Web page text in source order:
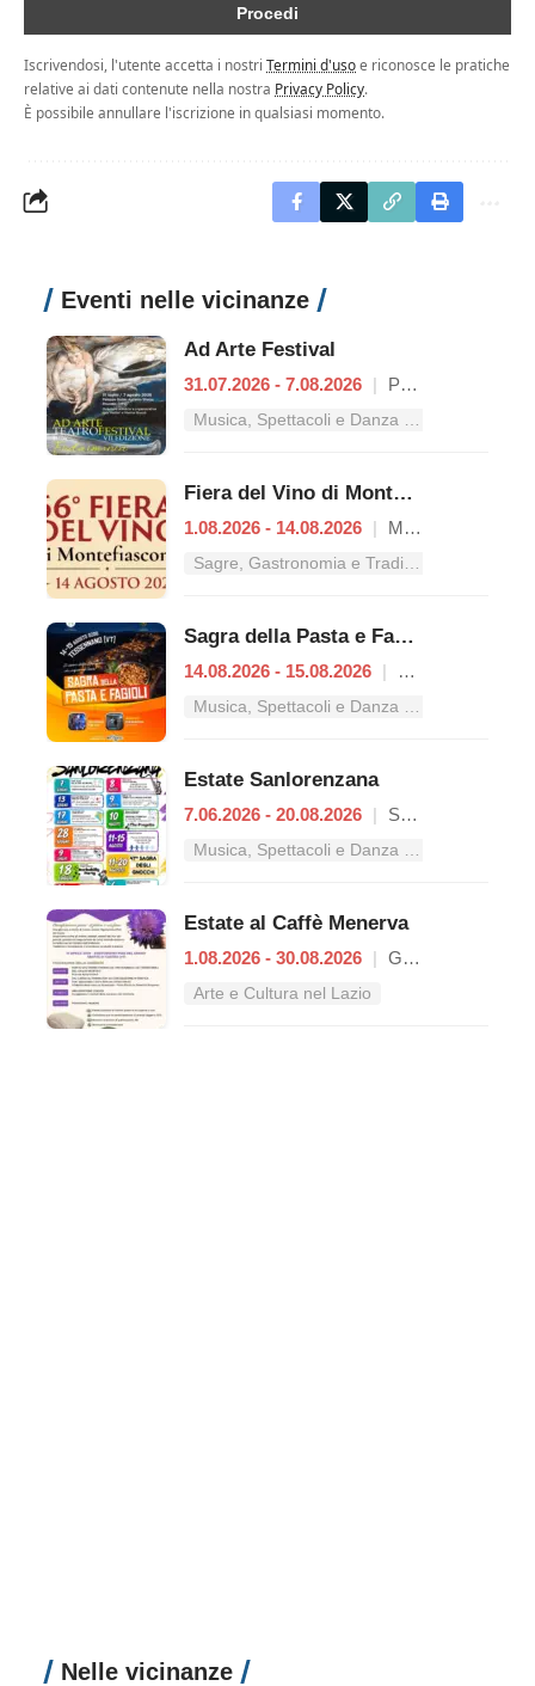
Iscrivendosi, l'utente accetta i nostri Termini d'usoe riconosce le pratiche
relative ai dati contenute nella nostra Privacy Policy.
È possibile annullare l'iscrizione in qualsiasi momento.
Eventi nelle vicinanze
Ad Arte Festival
31.07.2026 - 7.08.2026 | Proceno
Fiera del Vino di Montefiascone
1.08.2026 - 14.08.2026 | Montefiascone
Sagra della Pasta e Fagioli
14.08.2026 - 15.08.2026 |
Estate Sanlorenzana
7.06.2026 - 20.08.2026 | San Lorenzo Nuovo
Estate al Caffè Menerva
1.08.2026 - 30.08.2026 | Grotte di Castro
Arte e Cultura nel Lazio
Nelle vicinanze